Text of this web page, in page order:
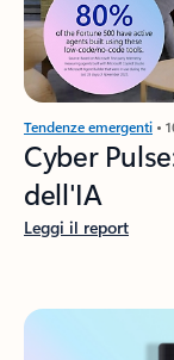
Tendenze emergenti •
Cyber
dell'IA
Leggi il report